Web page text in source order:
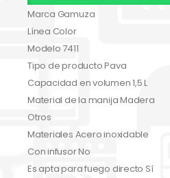
Marca Gamuza
Línea Color
Modelo 7411
Tipo de producto Pava
Capacidad en volumen 1,5 L
Material de la manija Madera
Otros
Materiales Acero inoxidable
Con infusor No
Es apta para fuego directo Sí